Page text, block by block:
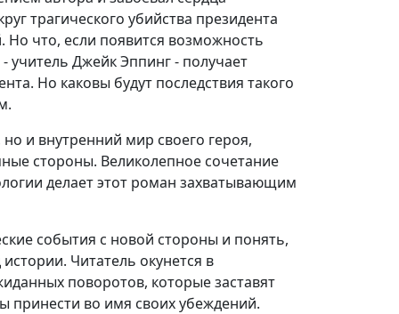
трагического убийства президента
Но что, если появится возможность
учитель Джейк Эппинг - получает
Но каковы будут последствия такого
и внутренний мир своего героя,
стороны. Великолепное сочетание
делает этот роман захватывающим
события с новой стороны и понять,
Читатель окунется в
поворотов, которые заставят
принести во имя своих убеждений.